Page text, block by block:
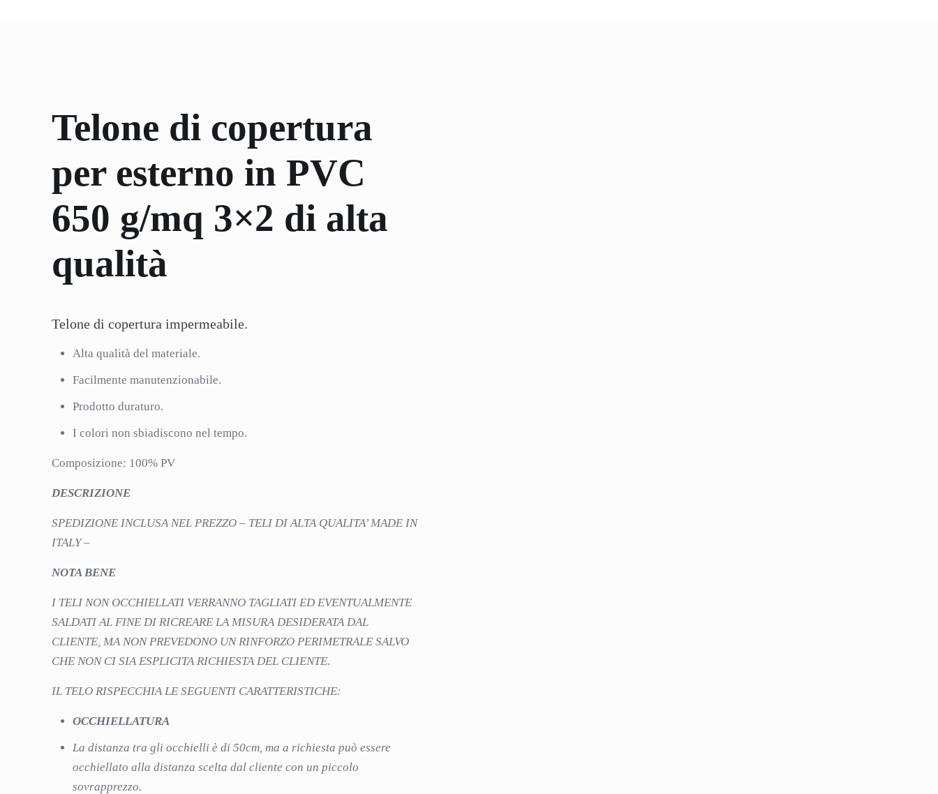
Telone di copertura
per esterno in PVC
650 g/mq 3×2 di alta
qualità
Telone di copertura impermeabile.
Alta qualità del materiale.
Facilmente manutenzionabile.
Prodotto duraturo.
I colori non sbiadiscono nel tempo.
Composizione: 100% PV
DESCRIZIONE
SPEDIZIONE INCLUSA NEL PREZZO – TELI DI ALTA QUALITA’ MADE IN
ITALY –
NOTA BENE
I TELI NON OCCHIELLATI VERRANNO TAGLIATI ED EVENTUALMENTE
SALDATI AL FINE DI RICREARE LA MISURA DESIDERATA DAL
CLIENTE, MA NON PREVEDONO UN RINFORZO PERIMETRALE SALVO
CHE NON CI SIA ESPLICITA RICHIESTA DEL CLIENTE.
IL TELO RISPECCHIA LE SEGUENTI CARATTERISTICHE:
OCCHIELLATURA
La distanza tra gli occhielli è di 50cm, ma a richiesta può essere
occhiellato alla distanza scelta dal cliente con un piccolo
sovrapprezzo.